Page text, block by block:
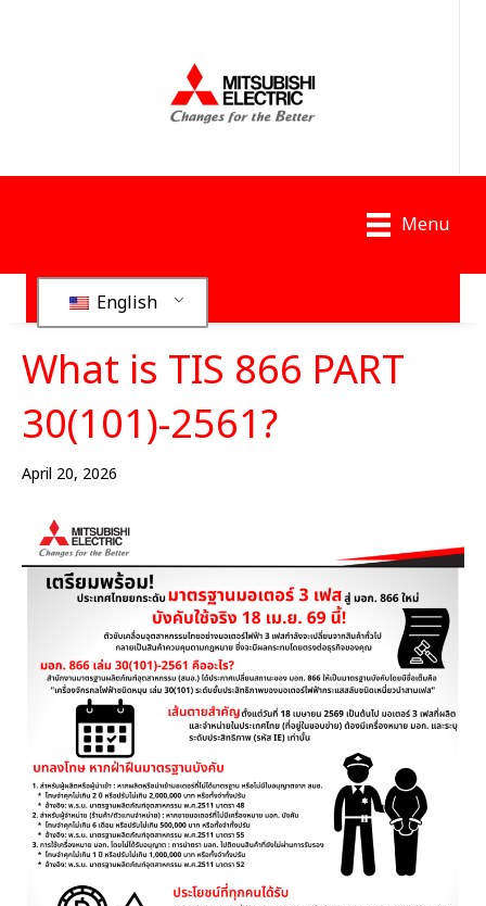
Menu
English
What is TIS 866 PART
30(101)-2561?
April 20, 2026